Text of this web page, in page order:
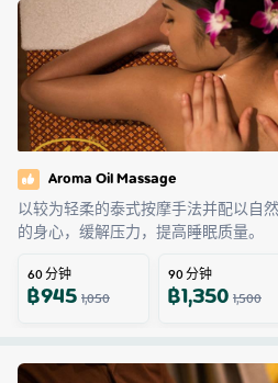
Aroma Oil Massage
以较为轻柔的泰式按摩手法并配以自
的身心，缓解压力，提高睡眠质量。
60分钟
฿9451,050
90分钟
฿1,3501,500